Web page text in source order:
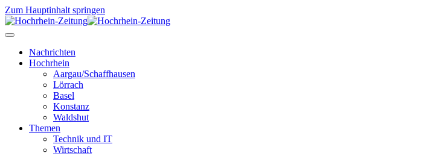
Zum Hauptinhalt springen
Nachrichten
Hochrhein
Aargau/Schaffhausen
Lörrach
Basel
Konstanz
Waldshut
Themen
Technik und IT
Wirtschaft